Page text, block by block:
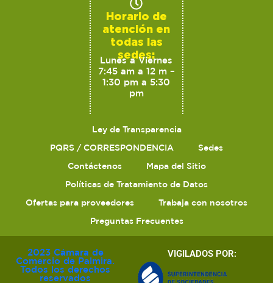
Horario de
atención en
todas las
sedes:
Lunes a Viernes
7:45 am a 12 m –
1:30 pm a 5:30
pm
Ley de Transparencia
PQRS / CORRESPONDENCIA
Sedes
Contáctenos
Mapa del Sitio
Políticas de Tratamiento de Datos
Ofertas para proveedores
Trabaja con nosotros
Preguntas Frecuentes
2023 Cámara de
Comercio de Palmira.
Todos los derechos
reservados
VIGILADOS POR: